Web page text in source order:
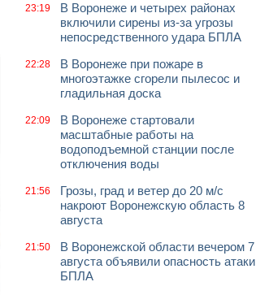
23:19
В Воронеже и четырех районах
включили сирены из-за угрозы
непосредственного удара БПЛА
22:28
В Воронеже при пожаре в
многоэтажке сгорели пылесос и
гладильная доска
22:09
В Воронеже стартовали
масштабные работы на
водоподъемной станции после
отключения воды
21:56
Грозы, град и ветер до 20 м/с
накроют Воронежскую область 8
августа
21:50
В Воронежской области вечером 7
августа объявили опасность атаки
БПЛА